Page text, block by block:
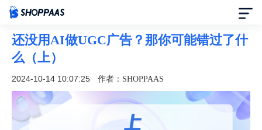
首页
定价
模板中心
还没用AI做UGC广告？那你可能错过了什
么（上）
2024-10-14 10:07:25 作者：SHOPPAAS